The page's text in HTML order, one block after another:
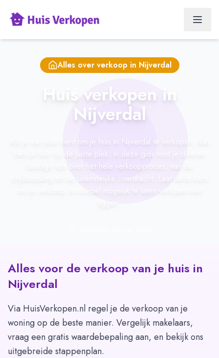
Alles over verkoop in Nijverdal
Huis verkopen in
Nijverdal
Als je van plan bent om je huis in Nijverdal te verkopen, dan
ben je hier op de juiste plek. In deze gids vind je diverse
handige tips over het hele verkoopproces, van de
prijsbepaling tot de uiteindelijke overdracht. Laat deze kans
om je verkoop zo soepel mogelijk te laten verlopen niet
Alles voor de verkoop van je huis in
Nijverdal
Via HuisVerkopen.nl regel je de verkoop van je
woning op de beste manier. Vergelijk makelaars,
vraag een gratis waardebepaling aan, en bekijk ons
uitgebreide stappenplan.